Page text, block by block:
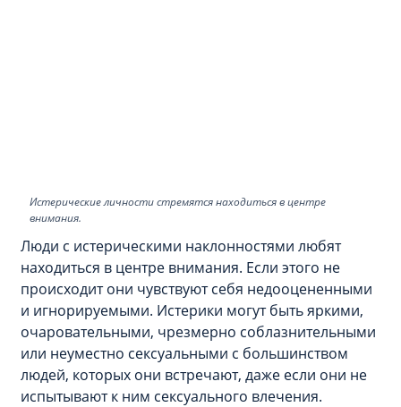
Истерические личности стремятся находиться в центре
внимания.
Люди с истерическими наклонностями любят
находиться в центре внимания. Если этого не
происходит они чувствуют себя недооцененными
и игнорируемыми. Истерики могут быть яркими,
очаровательными, чрезмерно соблазнительными
или неуместно сексуальными с большинством
людей, которых они встречают, даже если они не
испытывают к ним сексуального влечения.